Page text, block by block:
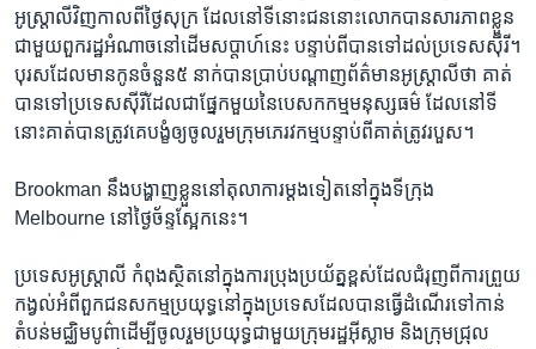
អូស្រ្តាលីវិញ​កាល​ពី​ថ្ងៃ​សុក្រ ដែល​នៅ​ទី​នោះ​ជន​នោះ​លោក​បានសារភាព​ខ្លួន​
ជាមួយ​ពួករដ្ឋ​អំណាច​នៅ​ដើម​សប្តាហ៍​នេះ ​បន្ទាប់​ពី​បាន​ទៅ​ដល់​ប្រទេស​ស៊ីរី។
បុរស​ដែល​មាន​កូន​ចំនួន​៥ នាក់​បាន​ប្រាប់បណ្តាញ​ព័ត៌មាន​អូស្រ្តាលី​ថា ​គាត់​
បាន​ទៅ​ប្រទេស​ស៊ីរី​ដែល​ជា​ផ្នែកមួយ​នៃ​បេសកកម្ម​មនុស្ស​ធម៌ ​ដែល​នៅ​ទី​
នោះ​គាត់​បាន​ត្រូវ​គេ​បង្ខំ​ឲ្យ​ចូលរួម​ក្រុម​ភេរវកម្ម​បន្ទាប់​ពី​គាត់​ត្រូវ​របួស។
Brookman ​នឹង​បង្ហាញ​ខ្លួន​នៅ​តុលាការ​ម្តង​ទៀត​នៅ​ក្នុង​ទីក្រុង
Melbourne នៅ​ថ្ងៃ​ច័ន្ទ​ស្អែក​នេះ។
ប្រទេស​អូស្រ្តាលី ​កំពុង​ស្ថិត​នៅ​ក្នុង​ការ​ប្រុង​ប្រយ័ត្ន​ខ្ពស់​ដែល​ជំរុញ​ពីការ​ព្រួយ​
កង្វល់​អំពី​ពួក​ជន​សកម្ម​ប្រយុទ្ធ​នៅ​ក្នុង​ប្រទេសដែល​បាន​ធ្វើ​ដំណើរ​ទៅ​កាន់​
តំបន់​មជ្ឈិម​បូព៌ា​ដើម្បី​ចូលរួមប្រយុទ្ធ​ជាមួយ​ក្រុមរដ្ឋ​អ៊ីស្លាម និង​ក្រុម​ជ្រុល​